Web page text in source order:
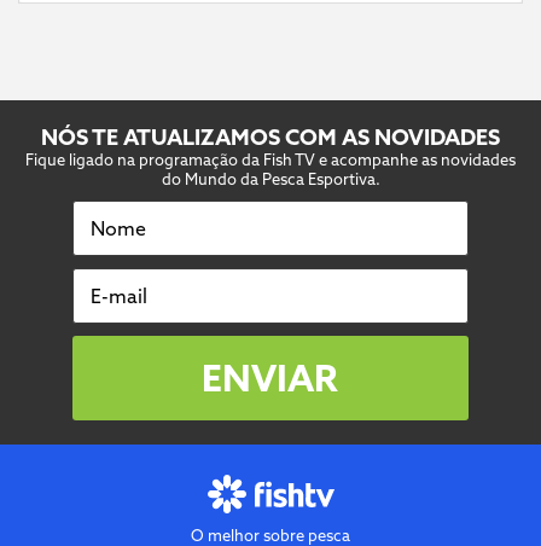
NÓS TE ATUALIZAMOS COM AS NOVIDADES
Fique ligado na programação da Fish TV e acompanhe as novidades
do Mundo da Pesca Esportiva.
Nome
E-mail
ENVIAR
O melhor sobre pesca